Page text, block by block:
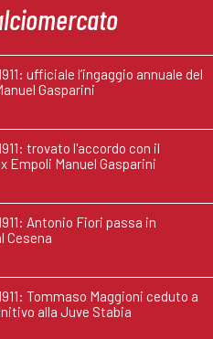
ufficiale l’ingaggio annuale del
Gasparini
trovato l'accordo con il
Empoli Manuel Gasparini
Antonio Fiori passa in
Cesena
Tommaso Maggioni ceduto a
alla Juve Stabia